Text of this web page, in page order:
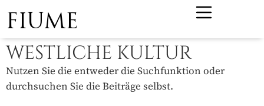
FIUME
WESTLICHE KULTUR
Nutzen Sie die entweder die Suchfunktion oder
durchsuchen Sie die Beiträge selbst.